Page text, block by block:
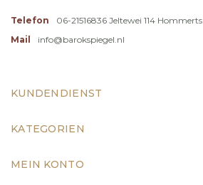
Telefon
06-21516836 Jeltewei 114 Hommerts
Mail
info@barokspiegel.nl
KUNDENDIENST
KATEGORIEN
MEIN KONTO